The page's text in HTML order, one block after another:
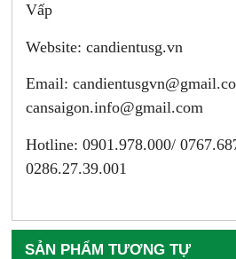
Vấp
Website: candientusg.vn
Email:
cansaigon.info@gmail.com
Hotline: 0901.978.000/
0286.27.39.001
SẢN PHẨM TƯƠNG TỰ